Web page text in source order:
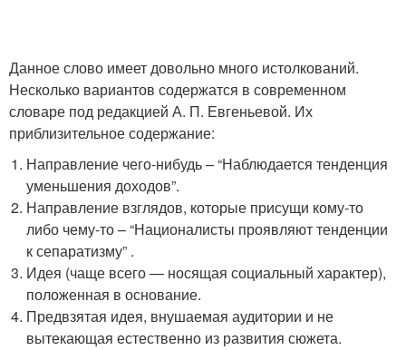
Данное слово имеет довольно много истолкований.
Несколько вариантов содержатся в современном
словаре под редакцией А. П. Евгеньевой. Их
приблизительное содержание:
Направление чего-нибудь – “Наблюдается тенденция
уменьшения доходов”.
Направление взглядов, которые присущи кому-то
либо чему-то – “Националисты проявляют тенденции
к сепаратизму” .
Идея (чаще всего — носящая социальный характер),
положенная в основание.
Предвзятая идея, внушаемая аудитории и не
вытекающая естественно из развития сюжета.